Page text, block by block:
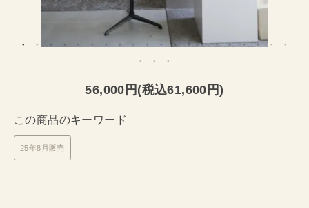
56,000円(税込61,600円)
この商品のキーワード
25年8月販売